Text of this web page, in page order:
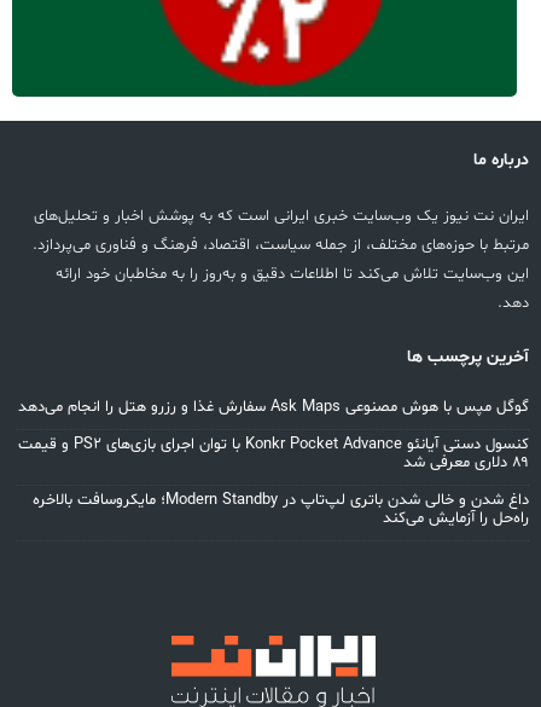
درباره ما
ایران نت نیوز یک وب‌سایت خبری ایرانی است که به پوشش اخبار و تحلیل‌های
مرتبط با حوزه‌های مختلف، از جمله سیاست، اقتصاد، فرهنگ و فناوری می‌پردازد.
این وب‌سایت تلاش می‌کند تا اطلاعات دقیق و به‌روز را به مخاطبان خود ارائه
دهد.
آخرین پرچسب ها
گوگل مپس با هوش مصنوعی Ask Maps سفارش غذا و رزرو هتل را انجام می‌دهد
کنسول دستی آیانئو Konkr Pocket Advance با توان اجرای بازی‌های PS2 و قیمت
۸۹ دلاری معرفی شد
داغ شدن و خالی شدن باتری لپ‌تاپ در Modern Standby؛ مایکروسافت بالاخره
راه‌حل را آزمایش می‌کند